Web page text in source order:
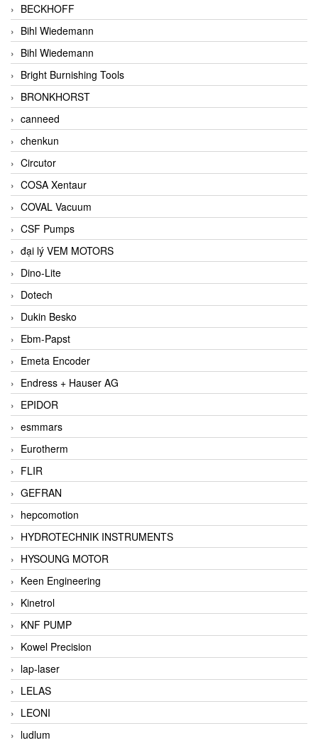
BECKHOFF
Bihl Wiedemann
Bihl Wiedemann
Bright Burnishing Tools
BRONKHORST
canneed
chenkun
Circutor
COSA Xentaur
COVAL Vacuum
CSF Pumps
đại lý VEM MOTORS
Dino-Lite
Dotech
Dukin Besko
Ebm-Papst
Emeta Encoder
Endress + Hauser AG
EPIDOR
esmmars
Eurotherm
FLIR
GEFRAN
hepcomotion
HYDROTECHNIK INSTRUMENTS
HYSOUNG MOTOR
Keen Engineering
Kinetrol
KNF PUMP
Kowel Precision
lap-laser
LELAS
LEONI
ludlum